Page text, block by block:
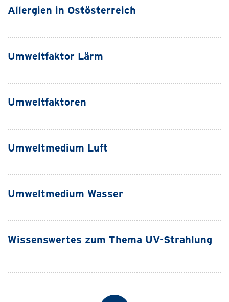
Allergien in Ostösterreich
Umweltfaktor Lärm
Umweltfaktoren
Umweltmedium Luft
Umweltmedium Wasser
Wissenswertes zum Thema UV-Strahlung